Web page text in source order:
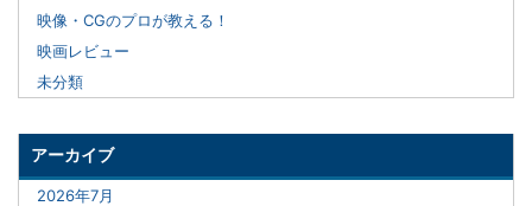
映像・CGのプロが教える！
映画レビュー
未分類
アーカイブ
2026年7月